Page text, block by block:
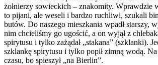
żołnierzy sowieckich – znakomity. Wprawdzie
to pijani, ale weseli i bardzo ruchliwi, szukali
butów. Do naszego mieszkania wpadł starszy,
nim chcieliśmy go ugościć, a on wyjął z
spirytusu i tylko zażądał „stakana” (szklanki).
szklankę spirytusu i tylko popił zimną wodą. Na
czasu, bo spieszył „na Bierlin”.